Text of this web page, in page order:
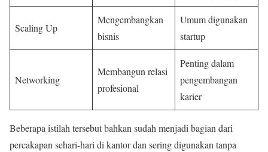
Scaling Up
Mengembangkan
bisnis
Umum digunakan
startup
Networking
Membangun relasi
profesional
Penting dalam
pengembangan
karier
Beberapa istilah tersebut bahkan sudah menjadi bagian dari
percakapan sehari-hari di kantor dan sering digunakan tanpa